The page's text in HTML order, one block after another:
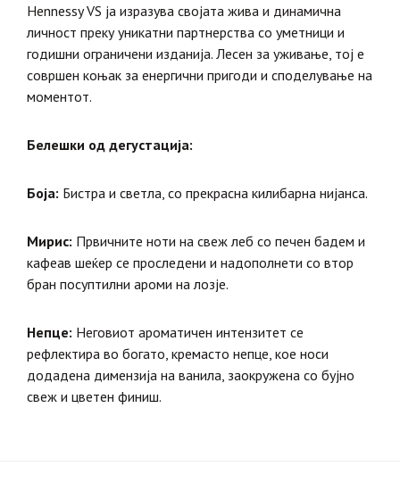
Hennessy VS ја изразува својата жива и динамична
личност преку уникатни партнерства со уметници и
годишни ограничени изданија. Лесен за уживање, тој е
совршен коњак за енергични пригоди и споделување на
моментот.
Белешки од дегустација:
Боја: Бистра и светла, со прекрасна килибарна нијанса.
Мирис: Првичните ноти на свеж леб со печен бадем и
кафеав шеќер се проследени и надополнети со втор
бран посуптилни ароми на лозје.
Непце: Неговиот ароматичен интензитет се
рефлектира во богато, кремасто непце, кое носи
додадена димензија на ванила, заокружена со бујно
свеж и цветен финиш.